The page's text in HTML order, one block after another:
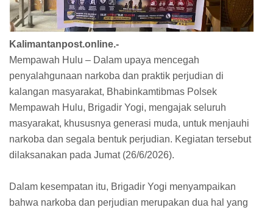
Kalimantanpost.online.-
Mempawah Hulu – Dalam upaya mencegah
penyalahgunaan narkoba dan praktik perjudian di
kalangan masyarakat, Bhabinkamtibmas Polsek
Mempawah Hulu, Brigadir Yogi, mengajak seluruh
masyarakat, khususnya generasi muda, untuk menjauhi
narkoba dan segala bentuk perjudian. Kegiatan tersebut
dilaksanakan pada Jumat (26/6/2026).
Dalam kesempatan itu, Brigadir Yogi menyampaikan
bahwa narkoba dan perjudian merupakan dua hal yang